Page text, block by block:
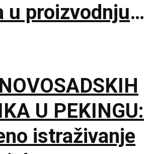
u proizvodnju
U PEKINGU:
istraživanje